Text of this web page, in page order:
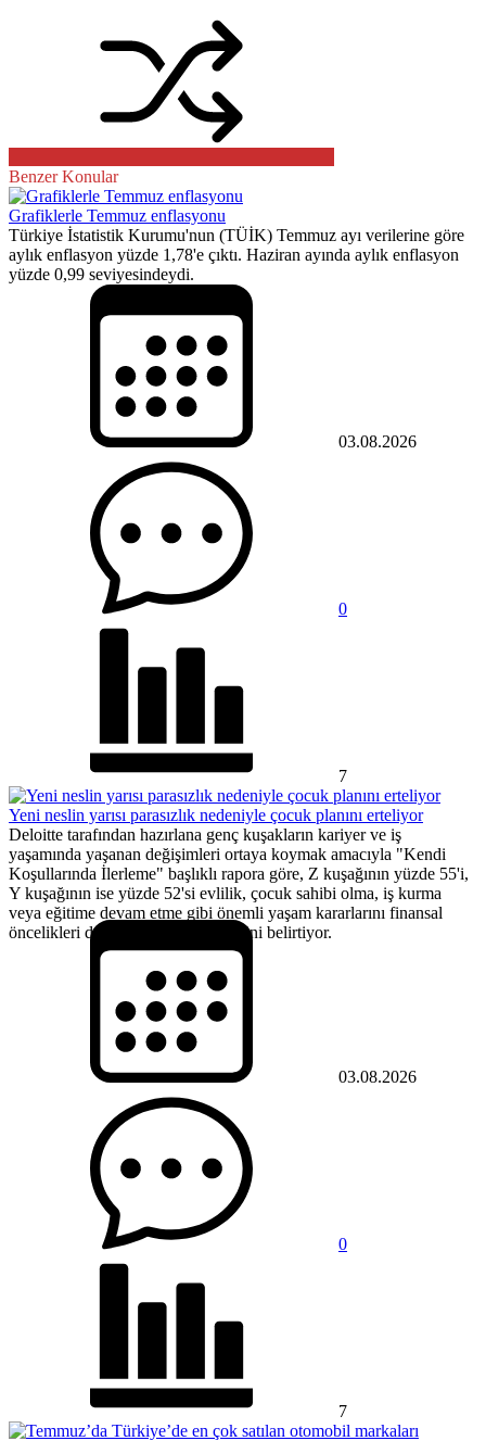
Benzer Konular
Grafiklerle Temmuz enflasyonu
Türkiye İstatistik Kurumu'nun (TÜİK) Temmuz ayı verilerine göre
aylık enflasyon yüzde 1,78'e çıktı. Haziran ayında aylık enflasyon
yüzde 0,99 seviyesindeydi.
03.08.2026
0
7
Yeni neslin yarısı parasızlık nedeniyle çocuk planını erteliyor
Deloitte tarafından hazırlana genç kuşakların kariyer ve iş
yaşamında yaşanan değişimleri ortaya koymak amacıyla "Kendi
Koşullarında İlerleme" başlıklı rapora göre, Z kuşağının yüzde 55'i,
Y kuşağının ise yüzde 52'si evlilik, çocuk sahibi olma, iş kurma
veya eğitime devam etme gibi önemli yaşam kararlarını finansal
öncelikleri doğrultusunda ertelediğini belirtiyor.
03.08.2026
0
7